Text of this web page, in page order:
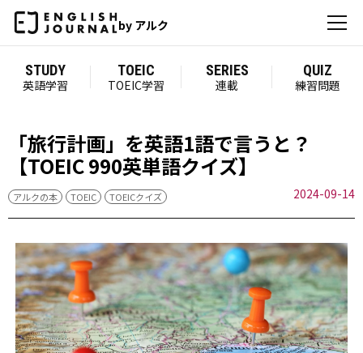
by アルク
STUDY
英語学習
TOEIC
TOEIC学習
SERIES
連載
QUIZ
練習問題
「旅行計画」を英語1語で言うと？
【TOEIC 990英単語クイズ】
アルクの本 TOEIC TOEICクイズ 2024-09-14